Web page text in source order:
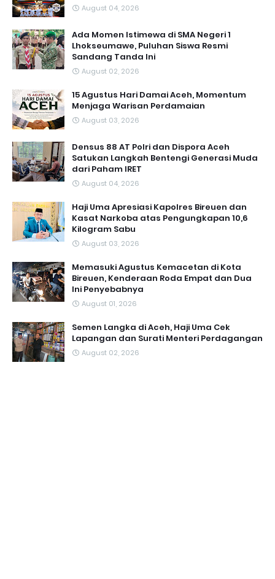
August 04, 2026
Ada Momen Istimewa di SMA Negeri 1
Lhokseumawe, Puluhan Siswa Resmi
Sandang Tanda Ini
August 02, 2026
15 Agustus Hari Damai Aceh, Momentum
Menjaga Warisan Perdamaian
August 03, 2026
Densus 88 AT Polri dan Dispora Aceh
Satukan Langkah Bentengi Generasi Muda
dari Paham IRET
August 04, 2026
Haji Uma Apresiasi Kapolres Bireuen dan
Kasat Narkoba atas Pengungkapan 10,6
Kilogram Sabu
August 03, 2026
Memasuki Agustus Kemacetan di Kota
Bireuen, Kenderaan Roda Empat dan Dua
Ini Penyebabnya
August 01, 2026
Semen Langka di Aceh, Haji Uma Cek
Lapangan dan Surati Menteri Perdagangan
August 02, 2026